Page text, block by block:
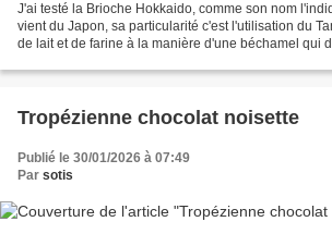
J'ai testé la Brioche Hokkaido, comme son nom
vient du Japon, sa particularité c'est l'utilisation du
de lait et de farine à la manière d'une béchamel qui
Tropézienne chocolat noisette
Publié le 30/01/2026 à 07:49
Par sotis